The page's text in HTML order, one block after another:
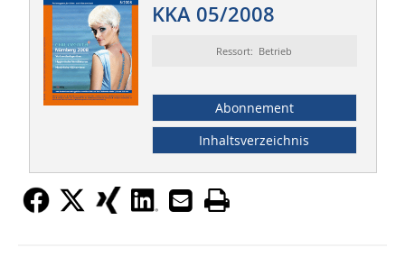
KKA 05/2008
Ressort: Betrieb
Abonnement
Inhaltsverzeichnis